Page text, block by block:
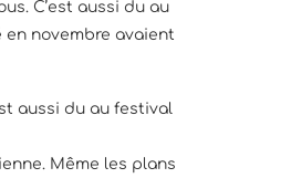
C’est aussi du au
en novembre avaient
aussi du au festival
Même les plans